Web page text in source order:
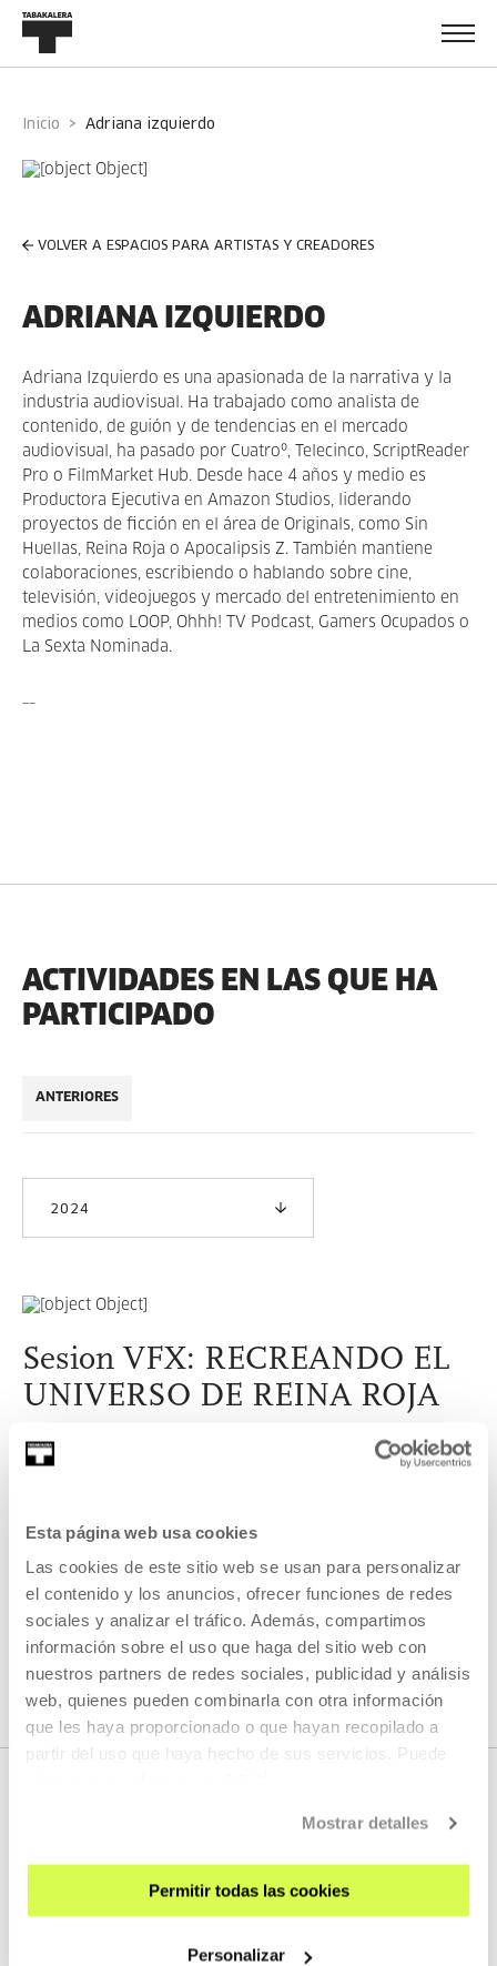
Esta página web usa cookies
Las cookies de este sitio web se usan para personalizar
el contenido y los anuncios, ofrecer funciones de redes
sociales y analizar el tráfico. Además, compartimos
información sobre el uso que haga del sitio web con
nuestros partners de redes sociales, publicidad y análisis
web, quienes pueden combinarla con otra información
que les haya proporcionado o que hayan recopilado a
partir del uso que haya hecho de sus servicios. Puede
Mostrar detalles
Permitir todas las cookies
Personalizar
Inicio adriana izquierdo
VOLVER A ESPACIOS PARA ARTISTAS Y CREADORES
ADRIANA IZQUIERDO
Adriana Izquierdo es una apasionada de la narrativa y la
industria audiovisual. Ha trabajado como analista de
contenido, de guión y de tendencias en el mercado
audiovisual, ha pasado por Cuatroº, Telecinco, ScriptReader
Pro o FilmMarket Hub. Desde hace 4 años y medio es
Productora Ejecutiva en Amazon Studios, liderando
proyectos de ficción en el área de Originals, como Sin
Huellas, Reina Roja o Apocalipsis Z. También mantiene
colaboraciones, escribiendo o hablando sobre cine,
televisión, videojuegos y mercado del entretenimiento en
medios como LOOP, Ohhh! TV Podcast, Gamers Ocupados o
La Sexta Nominada.
ACTIVIDADES EN LAS QUE HA
PARTICIPADO
ANTERIORES
2024
Sesion VFX: RECREANDO EL
UNIVERSO DE REINA ROJA
Oportunidad de conocer l
os efectos visuales de la exitosa
Reina Roja de Prime Video, con la asistencia de sus
LEER MÁS
VER TODOS LOS ARTISTAS Y CREADORES/AS